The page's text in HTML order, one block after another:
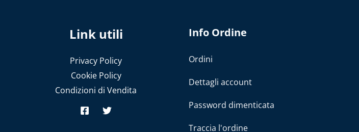
Link utili
Privacy Policy
Cookie Policy
Condizioni di Vendita
Info Ordine
Ordini
Dettagli account
Password dimenticata
Traccia l'ordine